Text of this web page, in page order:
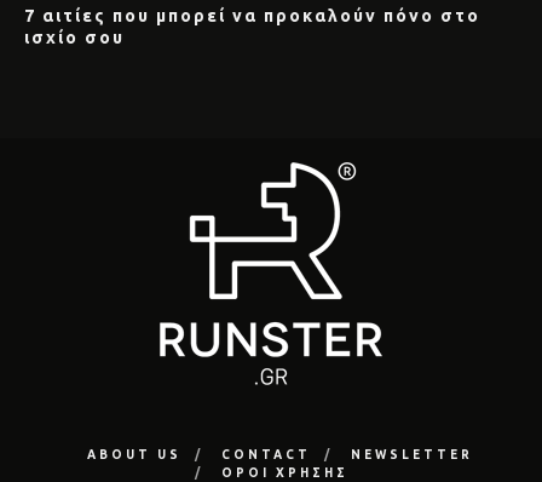
7 αιτίες που μπορεί να προκαλούν πόνο στο
ισχίο σου
ABOUT US CONTACT
NEWSLETTER
ΟΡΟΙ ΧΡΗΣΗΣ